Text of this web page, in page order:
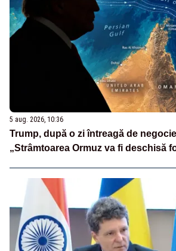
5 aug. 2026, 10:36
Trump, după o zi întreagă de
„Strâmtoarea Ormuz va fi deschisă